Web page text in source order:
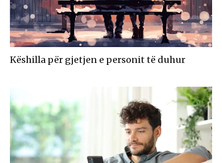
Këshilla për gjetjen e personit të duhur